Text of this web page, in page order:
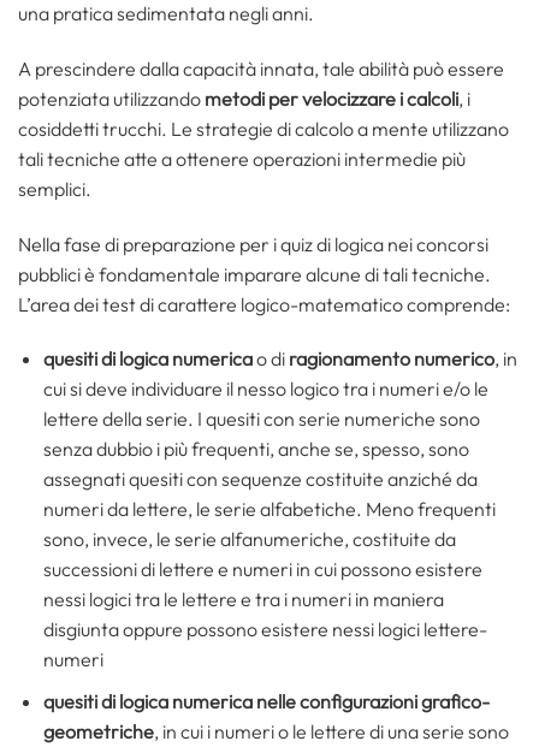
una pratica sedimentata negli anni.
A prescindere dalla capacità innata, tale abilità può essere
potenziata utilizzando metodi per velocizzare i calcoli, i
cosiddetti trucchi. Le strategie di calcolo a mente utilizzano
tali tecniche atte a ottenere operazioni intermedie più
semplici.
Nella fase di preparazione per i quiz di logica nei concorsi
pubblici è fondamentale imparare alcune di tali tecniche.
L’area dei test di carattere logico-matematico comprende:
quesiti di logica numericao di ragionamento numerico, in
cui si deve individuare il nesso logico tra i numeri e/o le
lettere della serie. I quesiti con serie numeriche sono
senza dubbio i più frequenti, anche se, spesso, sono
assegnati quesiti con sequenze costituite anziché da
numeri da lettere, le serie alfabetiche. Meno frequenti
sono, invece, le serie alfanumeriche, costituite da
successioni di lettere e numeri in cui possono esistere
nessi logici tra le lettere e tra i numeri in maniera
disgiunta oppure possono esistere nessi logici lettere-
numeri
quesiti di logica numerica nelle configurazioni grafico-
geometriche, in cui i numeri o le lettere di una serie sono